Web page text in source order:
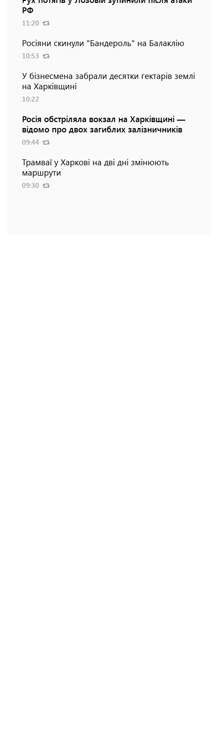
РФ
11:20
Росіяни скинули "Бандероль" на Балаклію
10:53
У бізнесмена забрали десятки гектарів землі
на Харківщині
10:22
Росія обстріляла вокзал на Харківщині —
відомо про двох загиблих залізничників
09:44
Трамваї у Харкові на дві дні змінюють
маршрути
09:30